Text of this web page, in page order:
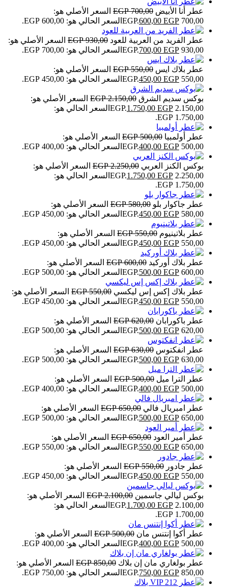
عطر أنا الأبيض 700,00
EGP السعر الأصلي هو:
700,00 EGP.
600,00 EGP السعر الحالي هو: 600,00 EGP.
عطر الفريد من العربية للعود 930,00
EGP السعر الأصلي هو:
930,00 EGP.
700,00 EGP السعر الحالي هو: 700,00 EGP.
عطر بلاك ايس 550,00
EGP السعر الأصلي هو:
550,00 EGP.
450,00 EGP السعر الحالي هو: 450,00 EGP.
بوكس سديم الشرق 2.150,00
EGP السعر الأصلي هو:
2.150,00 EGP.
1.750,00 EGP
السعر الحالي هو:
1.750,00 EGP.
عطر أولمبيا 500,00
EGP السعر الأصلي هو:
500,00 EGP.
400,00 EGP السعر الحالي هو: 400,00 EGP.
بوكس الكنز العربي 2.250,00
EGP السعر الأصلي هو:
2.250,00 EGP.
1.750,00 EGP
السعر الحالي هو:
1.750,00 EGP.
عطر جاكوار بلو 580,00
EGP السعر الأصلي هو:
580,00 EGP.
450,00 EGP السعر الحالي هو: 450,00 EGP.
عطر بلاتينيوم 550,00
EGP السعر الأصلي هو:
550,00 EGP.
450,00 EGP السعر الحالي هو: 450,00 EGP.
عطر بلاك أوركيد 600,00
EGP السعر الأصلي هو:
600,00 EGP.
500,00 EGP السعر الحالي هو: 500,00 EGP.
عطر بلاك إكس إس ليكسي 550,00
EGP السعر الأصلي هو:
550,00 EGP.
450,00 EGP السعر الحالي هو: 450,00 EGP.
عطر باكورابان 620,00
EGP السعر الأصلي هو:
620,00 EGP.
500,00 EGP السعر الحالي هو: 500,00 EGP.
عطر انفكتوس 630,00
EGP السعر الأصلي هو:
630,00 EGP.
500,00 EGP السعر الحالي هو: 500,00 EGP.
عطر الترا ميل 500,00
EGP السعر الأصلي هو:
500,00 EGP.
400,00 EGP السعر الحالي هو: 400,00 EGP.
عطر امبريال فالي 650,00
EGP السعر الأصلي هو:
650,00 EGP.
500,00 EGP السعر الحالي هو: 500,00 EGP.
عطر أمير العود 650,00
EGP السعر الأصلي هو:
650,00 EGP.
550,00 EGP السعر الحالي هو: 550,00 EGP.
عطر جادور 550,00
EGP السعر الأصلي هو:
550,00 EGP.
450,00 EGP السعر الحالي هو: 450,00 EGP.
بوكس ليالي جاسمين 2.100,00
EGP السعر الأصلي هو:
2.100,00 EGP.
1.700,00 EGP
السعر الحالي هو:
1.700,00 EGP.
عطر أكوا إنتنس مان 500,00
EGP السعر الأصلي هو:
500,00 EGP.
400,00 EGP السعر الحالي هو: 400,00 EGP.
عطر بولغاري مان إن بلاك 850,00
EGP السعر الأصلي هو:
850,00 EGP.
750,00 EGP السعر الحالي هو: 750,00 EGP.